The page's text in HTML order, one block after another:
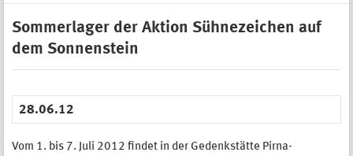
Sommerlager der Aktion Sühnezeichen auf
dem Sonnenstein
28.06.12
Vom 1. bis 7. Juli 2012 findet in der Gedenkstätte Pirna-